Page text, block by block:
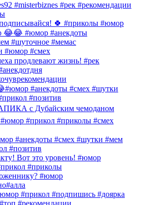
#misterbiznes #рек #рекомендации
🍀 #приколы #юмор
😂😂 #юмор #анекдоты
#шуточное #мемас
#юмор #смех
продлевают жизнь! #рек
#анекдоты #смех #шутки
#позитив
с Дубайским чемоданом
#прикол #приколы #смех
#анекдоты #смех #шутки #мем
#позитив
Вот это уровень! #юмор
#приколы
#юмор
#прикол #подпишись #доярка